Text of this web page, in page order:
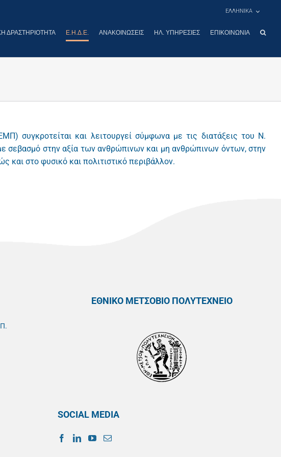
ΕΛΛΗΝΙΚΑ
ΔΡΑΣΤΗΡΙΌΤΗΤΑ Ε.Η.Δ.Ε. ΑΝΑΚΟΙΝΏΣΕΙΣ ΗΛ. ΥΠΗΡΕΣΊΕΣ ΕΠΙΚΟΙΝΩΝΊΑ
συγκροτείται και λειτουργεί σύμφωνα με τις διατάξεις του N.
σεβασμό στην αξία των ανθρώπινων και μη ανθρώπινων όντων, στην
στο φυσικό και πολιτιστικό περιβάλλον.
ΕΘΝΙΚΟ ΜΕΤΣΟΒΙΟ ΠΟΛΥΤΕΧΝΕΙΟ
SOCIAL MEDIA